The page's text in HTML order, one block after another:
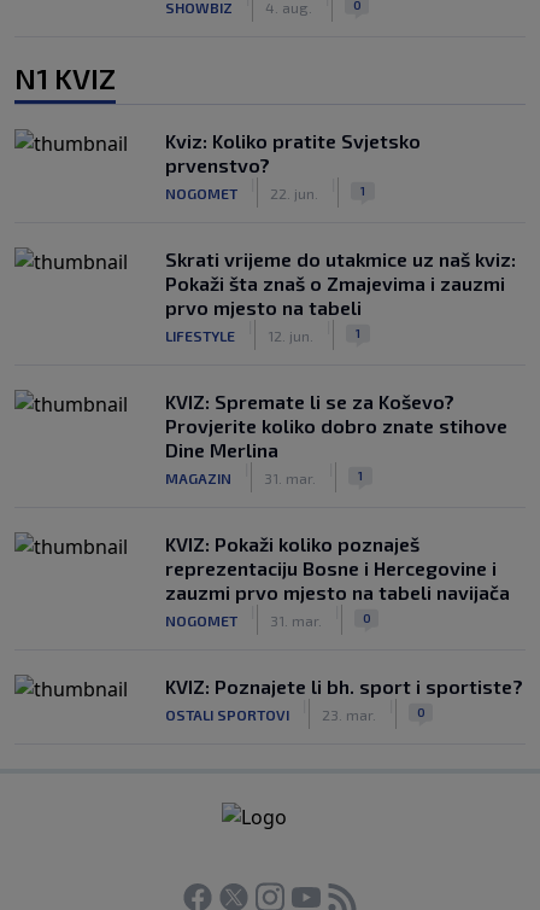
SHOWBIZ 4. aug. 0
N1 KVIZ
Kviz: Koliko pratite Svjetsko
prvenstvo?
NOGOMET 22. jun. 1
Skrati vrijeme do utakmice uz naš kviz:
Pokaži šta znaš o Zmajevima i zauzmi
prvo mjesto na tabeli
LIFESTYLE 12. jun. 1
KVIZ: Spremate li se za Koševo?
Provjerite koliko dobro znate stihove
Dine Merlina
MAGAZIN 31. mar. 1
KVIZ: Pokaži koliko poznaješ
reprezentaciju Bosne i Hercegovine i
zauzmi prvo mjesto na tabeli navijača
NOGOMET 31. mar. 0
KVIZ: Poznajete li bh. sport i sportiste?
OSTALI SPORTOVI 23. mar. 0